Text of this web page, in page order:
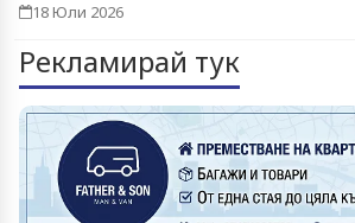
18 Юли 2026
Рекламирай тук